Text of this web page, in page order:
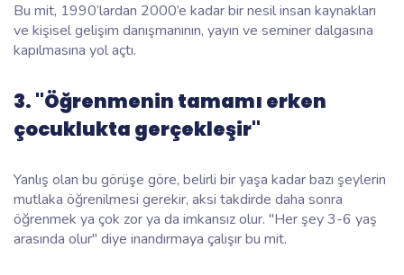
Bu mit, 1990’lardan 2000’e kadar bir nesil insan kaynakları
ve kişisel gelişim danışmanının, yayın ve seminer dalgasına
kapılmasına yol açtı.
3. "Öğrenmenin tamamı erken
çocuklukta gerçekleşir"
Yanlış olan bu görüşe göre, belirli bir yaşa kadar bazı şeylerin
mutlaka öğrenilmesi gerekir, aksi takdirde daha sonra
öğrenmek ya çok zor ya da imkansız olur. "Her şey 3-6 yaş
arasında olur" diye inandırmaya çalışır bu mit.